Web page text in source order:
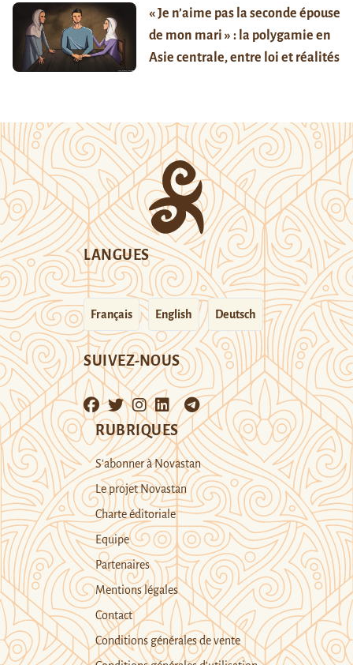
« Je n’aime pas la seconde épouse
de mon mari » : la polygamie en
Asie centrale, entre loi et réalités
LANGUES
Français English Deutsch
SUIVEZ-NOUS
RUBRIQUES
S’abonner à Novastan
Le projet Novastan
Charte éditoriale
Equipe
Partenaires
Mentions légales
Contact
Conditions générales de vente